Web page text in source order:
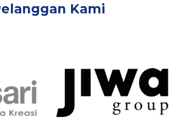
Kami